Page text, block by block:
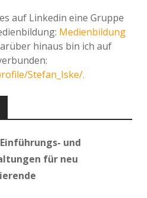
auf Linkedin eine Gruppe
Medienbildung
hinaus bin ich auf
Stefan_Iske/.
Einführungs- und
für neu